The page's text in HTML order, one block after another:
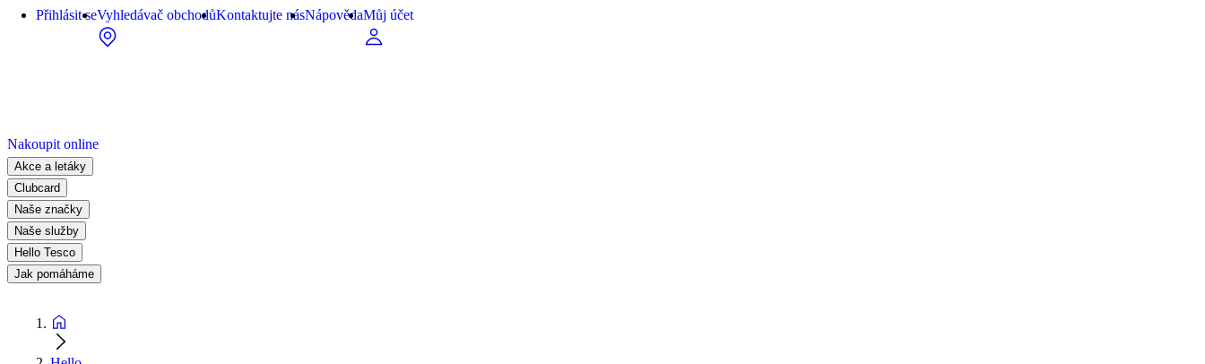
Přihlásit seVyhledávač obchodůKontaktujte násNápovědaMůj účet
Nakoupit online
Akce a letáky
Clubcard
Naše značky
Naše služby
Hello Tesco
Jak pomáháme